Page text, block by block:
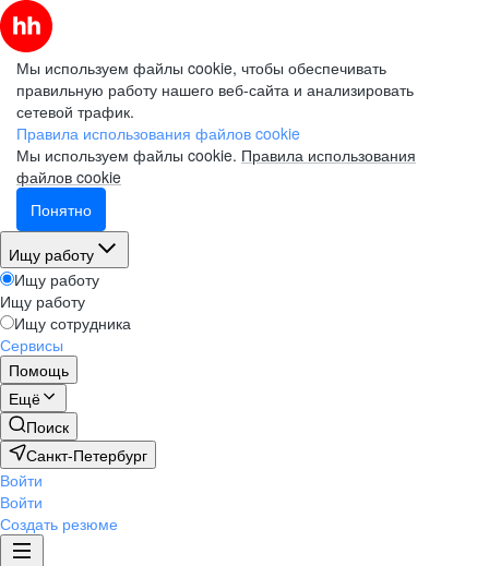
Мы используем файлы cookie, чтобы обеспечивать
правильную работу нашего веб-сайта и анализировать
сетевой трафик.
Правила использования файлов cookie
Мы используем файлы cookie. Правила использования
файлов cookie
Понятно
Ищу работу
Ищу работу
Ищу работу
Ищу сотрудника
Сервисы
Помощь
Ещё
Поиск
Санкт-Петербург
Войти
Войти
Создать резюме